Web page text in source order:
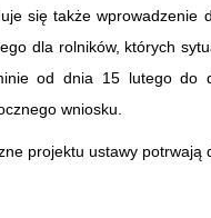
się także wprowadzenie
dla rolników, których
od dnia 15 lutego do
wniosku.
projektu ustawy potrwają